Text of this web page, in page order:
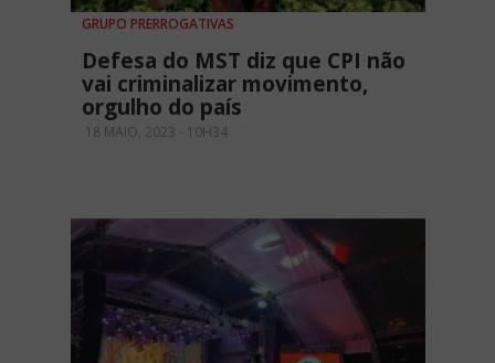
GRUPO PRERROGATIVAS
Defesa do MST diz que CPI não
vai criminalizar movimento,
orgulho do país
18 MAIO, 2023 - 10H34